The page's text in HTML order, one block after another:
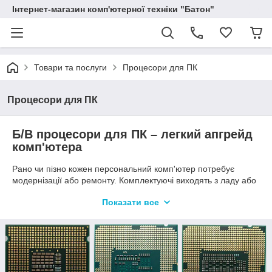
Інтернет-магазин комп'ютерної техніки "Батон"
Товари та послуги Процесори для ПК
Процесори для ПК
Б/В процесори для ПК – легкий апгрейд
комп'ютера
Рано чи пізно кожен персональний комп'ютер потребує
модернізації або ремонту. Комплектуючі виходять з ладу або
компонент, що визначає можливості комп'ютера. Інтернет-
світового виробника електронних пристроїв.
Всі б/в комплектуючі поставляються з США та Європи. Вони
ретельно оглядаються на предмет зовнішніх пошкоджень і
тестуються досвідченими техніками, включаючи
Показати все